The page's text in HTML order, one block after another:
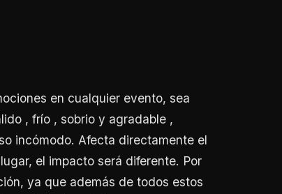
en cualquier evento, sea
, frío , sobrio y agradable ,
incómodo. Afecta directamente el
el impacto será diferente. Por
ya que además de todos estos